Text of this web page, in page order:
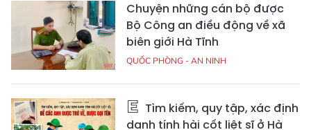
Chuyện những cán bộ được
Bộ Công an điều động về xã
biên giới Hà Tĩnh
QUỐC PHÒNG - AN NINH
Tìm kiếm, quy tập, xác định
danh tính hài cốt liệt sĩ ở Hà